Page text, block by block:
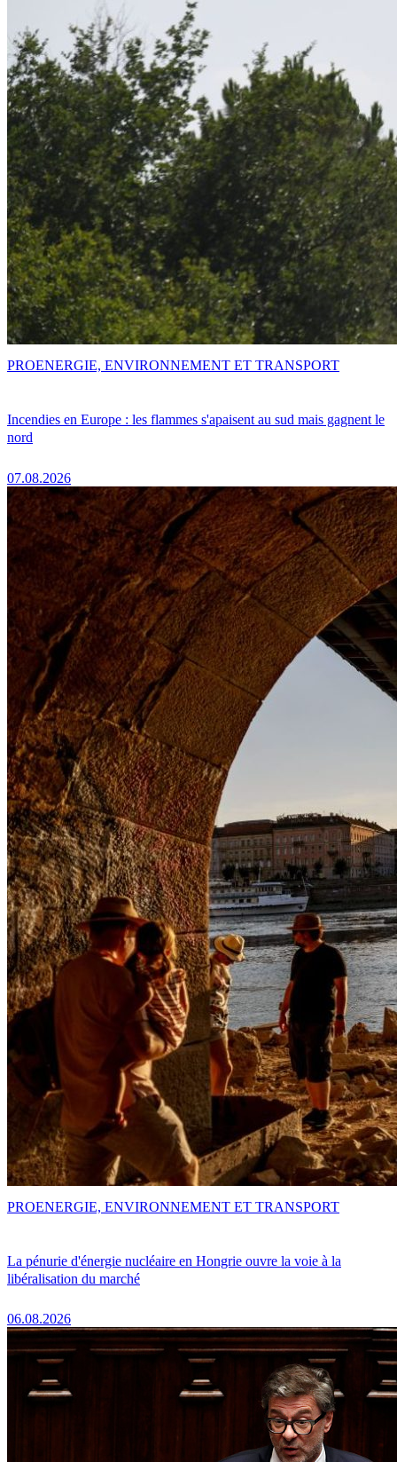
Incendies en Europe : les flammes s'apaisent au sud mais gagnent le
nord
07.08.2026
PROENERGIE, ENVIRONNEMENT ET TRANSPORT
La pénurie d'énergie nucléaire en Hongrie ouvre la voie à la
libéralisation du marché
06.08.2026
PROENERGIE, ENVIRONNEMENT ET TRANSPORT